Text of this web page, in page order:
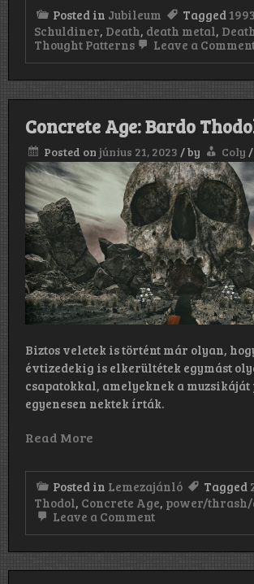
Posted in Jubileum Tagged 1993
Schuldiner, Death, death metal,
Thought Patterns
Leave a
Concrete Age: Bardo
Posted on június 21, 2023 /by Coly /
Biztos veletek is történt már olyan,
évtizedekig is elkerültétek egymást
csapatokkal, amelyeknek a muzsikáját
egyenesen nektek írták.
Read More
Posted in Lemezajánló Tagged
Thodol, Concrete Age, power/thrash/
Leave a Commenton
Bardo
Thodol